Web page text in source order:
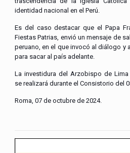
identidad nacional en el Perú.
Es del caso destacar que el Papa
Fiestas Patrias, envió un mensaje de
peruano, en el que invocó al diálogo y
para sacar al país adelante.
La investidura del Arzobispo de
se realizará durante el Consistorio del
Roma, 07 de octubre de 2024.